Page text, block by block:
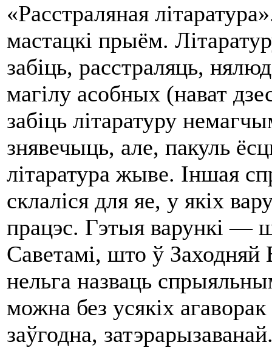
«Расстраляная
мастацкі прыём.
забіць, расстраляць,
магілу асобных (нават
забіць літаратуру
знявечыць, але, пакуль
літаратура жыве. Іншая
склаліся для яе, у якіх
працэс. Гэтыя варункі —
Саветамі, што ў
нельга назваць
можна без усякіх
заўгодна,